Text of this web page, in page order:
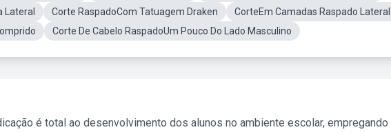
Lateral
Corte RaspadoCom Tatuagem Draken
CorteEm Camadas Raspado Lateral
Corte De Cabelo RaspadoUm Pouco Do Lado Masculino
é total ao desenvolvimento dos alunos no ambiente escolar, empregando